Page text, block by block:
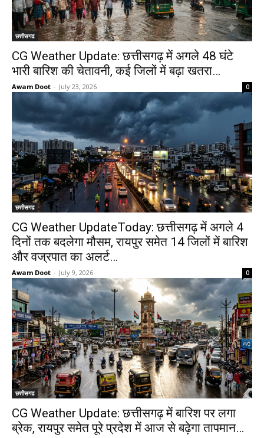
छत्तीसगढ
CG Weather Update: छत्तीसगढ़ में अगले 48 घंटे
भारी बारिश की चेतावनी, कई जिलों में बढ़ा खतरा…
Awam Doot - July 23, 2026 0
छत्तीसगढ
CG Weather UpdateToday: छत्तीसगढ़ में अगले 4
दिनों तक बदलेगा मौसम, रायपुर समेत 14 जिलों में बारिश
और वज्रपात का अलर्ट…
Awam Doot - July 9, 2026 0
छत्तीसगढ
CG Weather Update: छत्तीसगढ़ में बारिश पर लगा
ब्रेक, रायपुर समेत पूरे प्रदेश में आज से बढ़ेगा तापमान…